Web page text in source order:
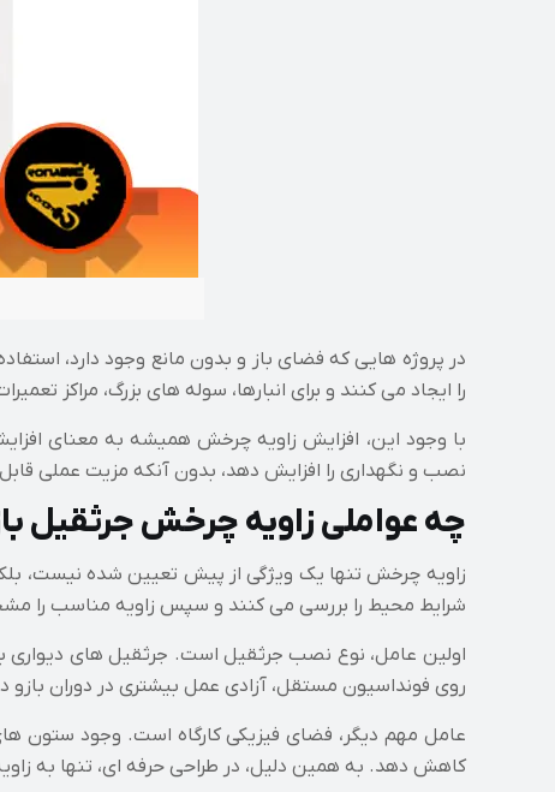
را ایجاد می کنند و برای انبارها، سوله های بزرگ، مراکز
نصب و نگهداری را افزایش دهد، بدون آنکه مزیت عملی
چه عواملی زاویه چرخش جرثقیل
زاویه چرخش تنها یک ویژگی از پیش تعیین شده نیست،
شرایط محیط را بررسی می کنند و سپس زاویه مناسب را
اولین عامل، نوع نصب جرثقیل است. جرثقیل های
روی فونداسیون مستقل، آزادی عمل بیشتری در دوران بازو
عامل مهم دیگر، فضای فیزیکی کارگاه است. وجود ستون های
کاهش دهد. به همین دلیل، در طراحی حرفه ای، تنها به